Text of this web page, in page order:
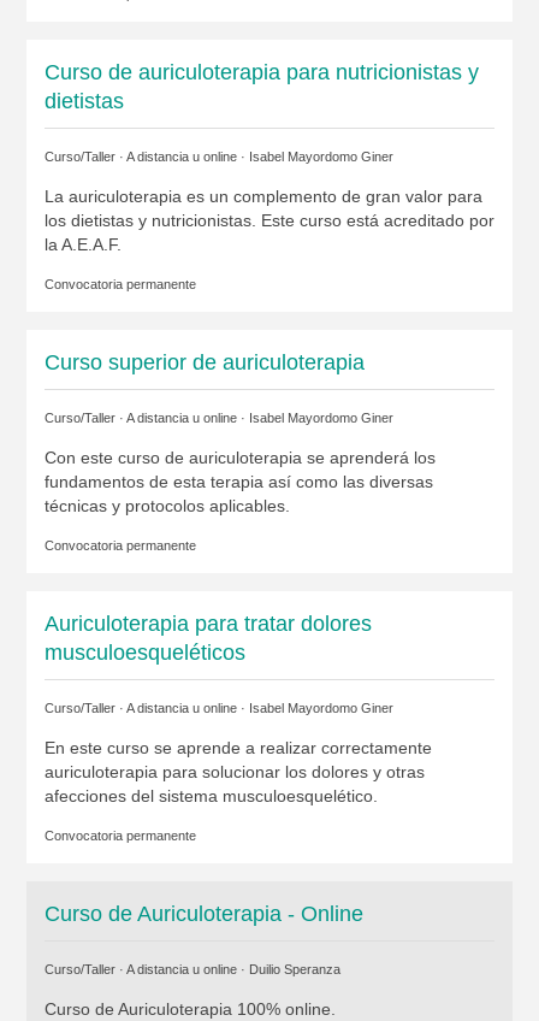
Curso de auriculoterapia para nutricionistas y
dietistas
Curso/Taller · A distancia u online · Isabel Mayordomo Giner
La auriculoterapia es un complemento de gran valor para
los dietistas y nutricionistas. Este curso está acreditado por
la A.E.A.F.
Convocatoria permanente
Curso superior de auriculoterapia
Curso/Taller · A distancia u online · Isabel Mayordomo Giner
Con este curso de auriculoterapia se aprenderá los
fundamentos de esta terapia así como las diversas
técnicas y protocolos aplicables.
Convocatoria permanente
Auriculoterapia para tratar dolores
musculoesqueléticos
Curso/Taller · A distancia u online · Isabel Mayordomo Giner
En este curso se aprende a realizar correctamente
auriculoterapia para solucionar los dolores y otras
afecciones del sistema musculoesquelético.
Convocatoria permanente
Curso de Auriculoterapia - Online
Curso/Taller · A distancia u online · Duilio Speranza
Curso de Auriculoterapia 100% online.